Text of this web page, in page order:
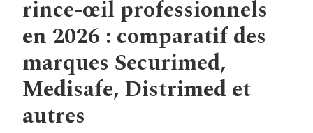
rince-œil professionnels
en 2026 : comparatif des
marques Securimed,
Medisafe, Distrimed et
autres